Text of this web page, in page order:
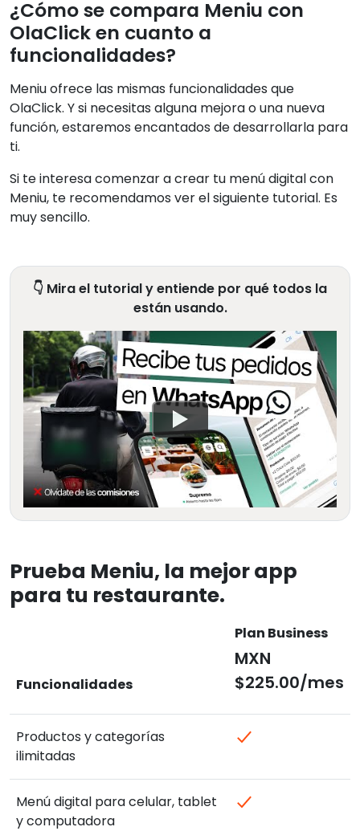
¿Cómo se compara Meniu con
OlaClick en cuanto a
funcionalidades?
Meniu ofrece las mismas funcionalidades que
OlaClick. Y si necesitas alguna mejora o una nueva
función, estaremos encantados de desarrollarla para
ti.
Si te interesa comenzar a crear tu menú digital con
Meniu, te recomendamos ver el siguiente tutorial. Es
muy sencillo.
👇 Mira el tutorial y entiende por qué todos la
están usando.
Prueba Meniu, la mejor app
para tu restaurante.
Funcionalidades
Plan Business
MXN
$225.00/mes
Productos y categorías
ilimitadas
Menú digital para celular, tablet
y computadora